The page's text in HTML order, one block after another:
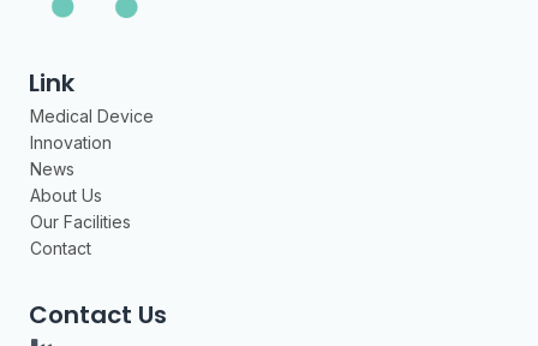
Link
Medical Device
Innovation
News
About Us
Our Facilities
Contact
Contact Us